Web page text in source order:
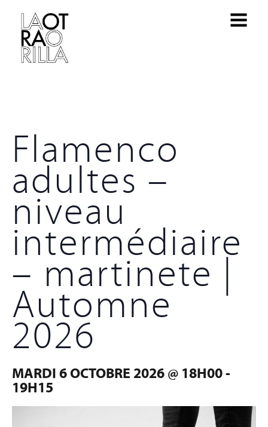
Flamenco
adultes –
niveau
intermédiaire
– martinete |
Automne
2026
MARDI 6 OCTOBRE 2026 @ 18H00-
19H15